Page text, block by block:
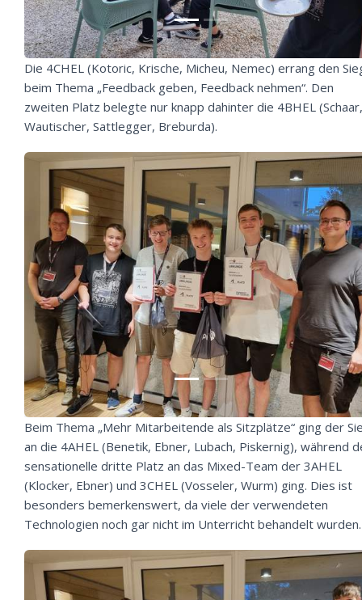
Die 4CHEL (Kotoric, Krische, Micheu, Nemec) errang den
beim Thema „Feedback geben, Feedback nehmen“. Den
zweiten Platz belegte nur knapp dahinter die 4BHEL (Schaar,
Wautischer, Sattlegger, Breburda).
Beim Thema „Mehr Mitarbeitende als Sitzplätze“ ging der
an die 4AHEL (Benetik, Ebner, Lubach, Piskernig), während
sensationelle dritte Platz an das Mixed-Team der 3AHEL
(Klocker, Ebner) und 3CHEL (Vosseler, Wurm) ging. Dies ist
besonders bemerkenswert, da viele der verwendeten
Technologien noch gar nicht im Unterricht behandelt wurden.